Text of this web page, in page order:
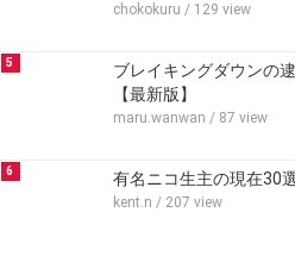
chokokuru / 129 view
5
ブレイキングダウンの
【最新版】
maru.wanwan / 87 view
6 有名ニコ生主の現在30
kent.n / 207 view